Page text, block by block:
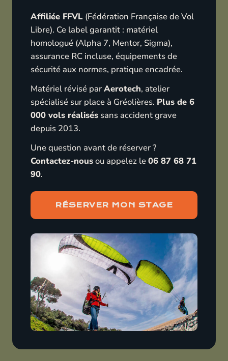
Affiliée FFVL (Fédération Française de Vol
Libre). Ce label garantit : matériel
homologué (Alpha 7, Mentor, Sigma),
assurance RC incluse, équipements de
sécurité aux normes, pratique encadrée.
Matériel révisé parAerotech, atelier
spécialisé sur place à Gréolières. Plus de 6
000 vols réalisés sans accident grave
depuis 2013.
Une question avant de réserver ?
Contactez-nousou appelez le06 87 68 71
90.
RÉSERVER MON STAGE